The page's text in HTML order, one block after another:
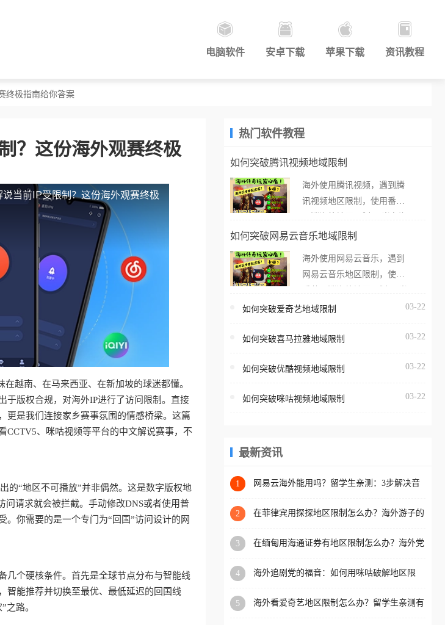
电脑软件 安卓下载 苹果下载 资讯教程
终极指南给你答案
？这份海外观赛终极
当前IP受限制？这份海外观赛终极
越南、在马来西亚、在新加坡的球迷都懂。
于版权合规，对海外IP进行了访问限制。直接
是我们连接家乡赛事氛围的情感桥梁。这篇
CCTV5、咪咕视频等平台的中文解说赛事，不
的“地区不可播放”并非偶然。这是数字版权地
请求就会被拦截。手动修改DNS或者使用普
你需要的是一个专门为“回国”访问设计的网
几个硬核条件。首先是全球节点分布与智能线
智能推荐并切换至最优、最低延迟的回国线
之路。
热门软件教程
如何突破腾讯视频地域限制
海外使用腾讯视频，遇到腾
讯视频地区限制，使用番茄
外打开腾讯视频，却突然弹
地区无法播放”的提示语。
海外用户如香港、澳门、台
亚、欧洲等国家和地区时，
台一样，出现地区及版权限
地区播放。 遇到这个问题的
区工作、留学、定居等，都
权限制所困扰。
如何突破网易云音乐地域限制
海外使用网易云音乐，遇到
网易云音乐地区限制，使用
在海外打开网易云音乐，却
所在的地区无法播放”的提示
门、台湾、美国、加拿大、
区时，网易云音乐也会像其
回国加速器，即可解决「海
版权限制」的问题，无论人
国、加拿大、澳大利亚、欧
学、定居等，都可以使用，
扰。
如何突破爱奇艺地域限制 03-22
如何突破喜马拉雅地域限制 03-22
如何突破优酷视频地域限制 03-22
如何突破咪咕视频地域限制 03-22
最新资讯
1
网易云海外能用吗？留学生亲测：3步解决音
2
在菲律宾用探探地区限制怎么办？海外游子的
3
在缅甸用海通证券有地区限制怎么办？海外党
4
海外追剧党的福音：如何用咪咕破解地区限
5
海外看爱奇艺地区限制怎么办？留学生亲测有